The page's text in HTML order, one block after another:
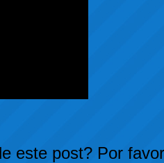
este post? Por